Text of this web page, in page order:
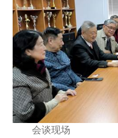
会谈现场